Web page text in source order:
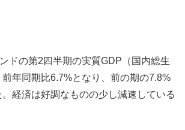
ドの第2四半期の実質GDP（国内総生
年同期比6.7%となり、前の期の7.8%
経済は好調なものの少し減速している